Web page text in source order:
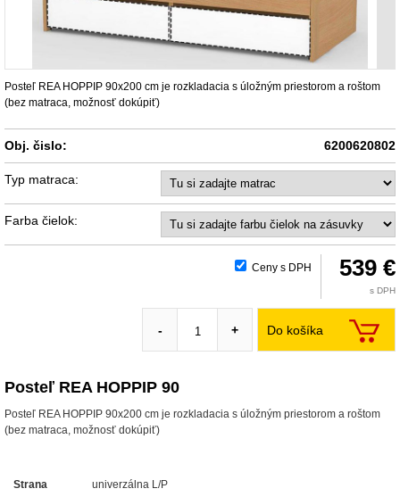
Posteľ REA HOPPIP 90x200 cm je rozkladacia s úložným priestorom a roštom
(bez matraca, možnosť dokúpiť)
Obj. čislo: 6200620802
Typ matraca:
Farba čielok:
Ceny s DPH 539 €
s DPH
Do košíka
- +
Posteľ REA HOPPIP 90
Posteľ REA HOPPIP 90x200 cm je rozkladacia s úložným priestorom a roštom
(bez matraca, možnosť dokúpiť)
Strana univerzálna L/P